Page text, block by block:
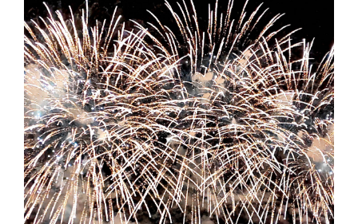
Cenizas
El barco
Preguntas frecuentes
Galería